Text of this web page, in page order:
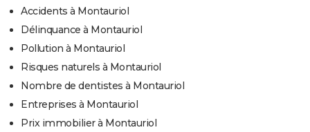
Accidents à Montauriol
Délinquance à Montauriol
Pollution à Montauriol
Risques naturels à Montauriol
Nombre de dentistes à Montauriol
Entreprises à Montauriol
Prix immobilier à Montauriol